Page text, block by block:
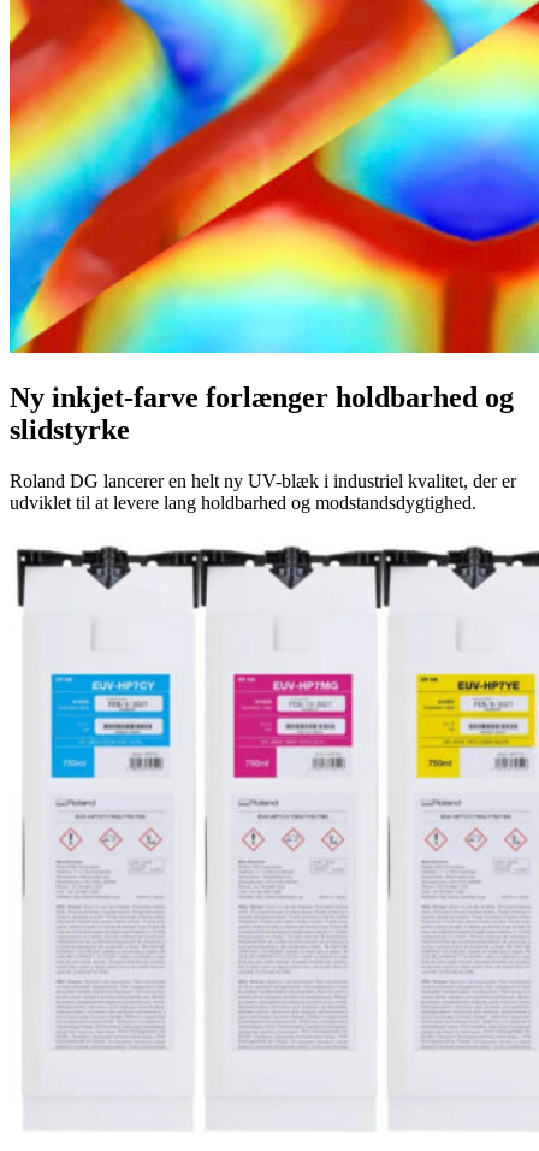
Ny inkjet-farve forlænger holdbarhed og
slidstyrke
Roland DG lancerer en helt ny UV-blæk i industriel kvalitet, der er
udviklet til at levere lang holdbarhed og modstandsdygtighed.